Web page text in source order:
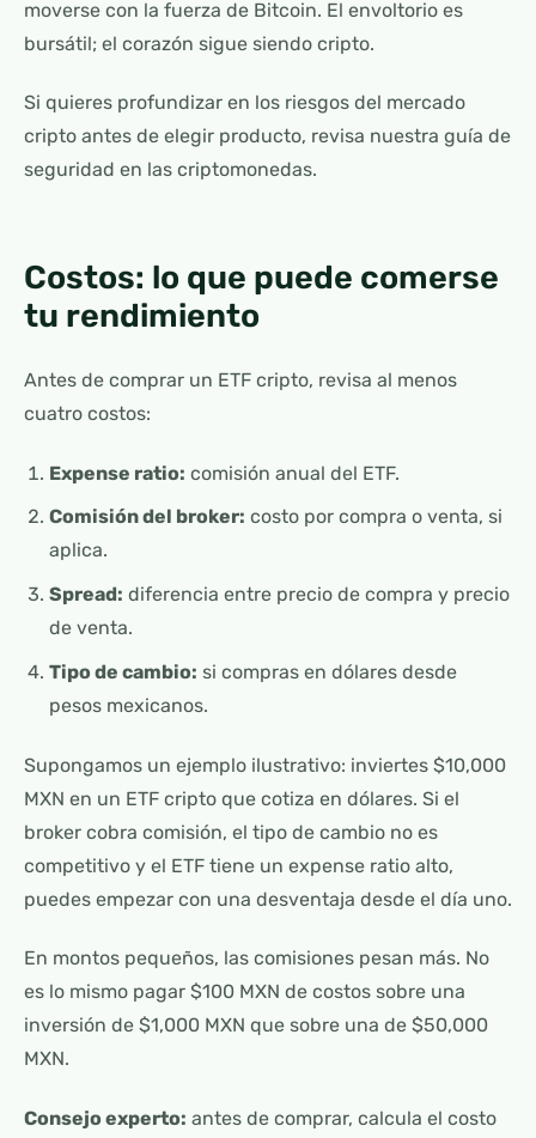
moverse con la fuerza de Bitcoin. El envoltorio es
bursátil; el corazón sigue siendo cripto.
Si quieres profundizar en los riesgos del mercado
cripto antes de elegir producto, revisa nuestra guía de
seguridad en las criptomonedas.
Costos: lo que puede comerse
tu rendimiento
Antes de comprar un ETF cripto, revisa al menos
cuatro costos:
Expense ratio: comisión anual del ETF.
Comisión del broker: costo por compra o venta, si
aplica.
Spread: diferencia entre precio de compra y precio
de venta.
Tipo de cambio: si compras en dólares desde
pesos mexicanos.
Supongamos un ejemplo ilustrativo: inviertes $10,000
MXN en un ETF cripto que cotiza en dólares. Si el
broker cobra comisión, el tipo de cambio no es
competitivo y el ETF tiene un expense ratio alto,
puedes empezar con una desventaja desde el día uno.
En montos pequeños, las comisiones pesan más. No
es lo mismo pagar $100 MXN de costos sobre una
inversión de $1,000 MXN que sobre una de $50,000
MXN.
Consejo experto: antes de comprar, calcula el costo